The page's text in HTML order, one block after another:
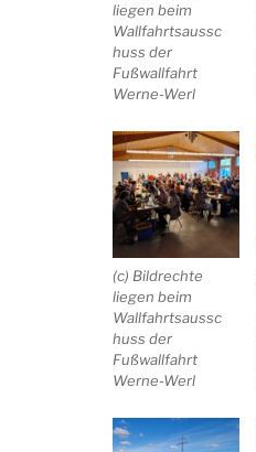
liegen beim
Wallfahrtsaussc
huss der
Fußwallfahrt
Werne-Werl
(c) Bildrechte
liegen beim
Wallfahrtsaussc
huss der
Fußwallfahrt
Werne-Werl